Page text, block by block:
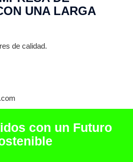
UNA LARGA
de calidad.
con un Futuro